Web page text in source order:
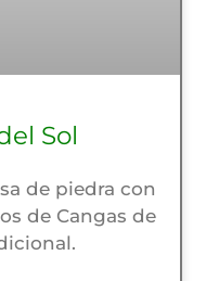
Sol
de piedra con
de Cangas de